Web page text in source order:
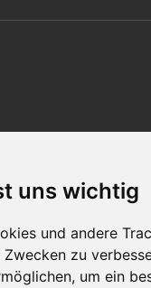
uns wichtig
und andere
zu
, um ein